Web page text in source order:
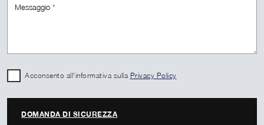
Acconsento all'informativa sulla Privacy Policy
DOMANDA DI SICUREZZA